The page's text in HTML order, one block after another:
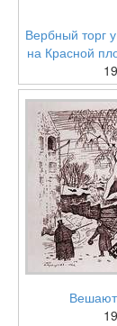
Вербный торг
на Красной
Вешают